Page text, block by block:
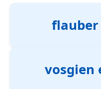
vosgien